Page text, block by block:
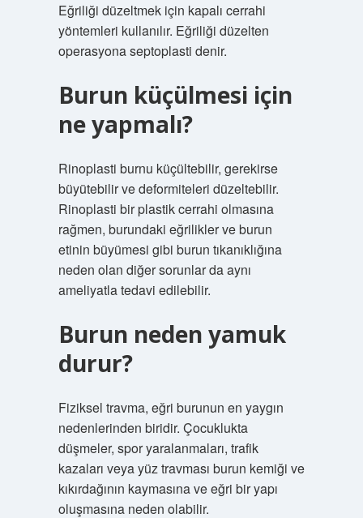
Eğriliği düzeltmek için kapalı cerrahi
yöntemleri kullanılır. Eğriliği düzelten
operasyona septoplasti denir.
Burun küçülmesi için
ne yapmalı?
Rinoplasti burnu küçültebilir, gerekirse
büyütebilir ve deformiteleri düzeltebilir.
Rinoplasti bir plastik cerrahi olmasına
rağmen, burundaki eğrilikler ve burun
etinin büyümesi gibi burun tıkanıklığına
neden olan diğer sorunlar da aynı
ameliyatla tedavi edilebilir.
Burun neden yamuk
durur?
Fiziksel travma, eğri burunun en yaygın
nedenlerinden biridir. Çocuklukta
düşmeler, spor yaralanmaları, trafik
kazaları veya yüz travması burun kemiği ve
kıkırdağının kaymasına ve eğri bir yapı
oluşmasına neden olabilir.